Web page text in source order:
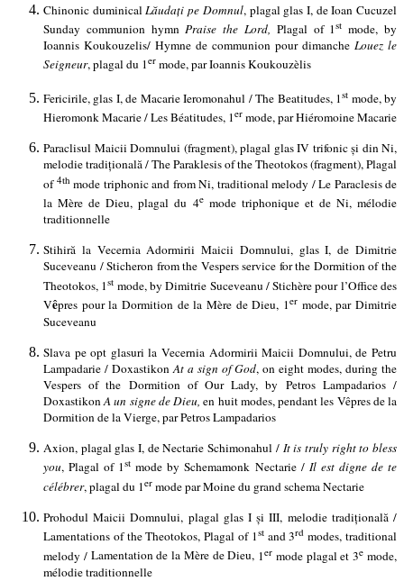
Chinonic duminical Lăudați pe Domnul, plagal glas I, de Ioan Cucuzel
Sunday communion hymnPraise the Lord, Plagal of 1st mode, by
Ioannis Koukouzelis/ Hymne de communion pour dimanche Louez le
Seigneur, plagal du 1er mode, parIoannis Koukouzèlis
Fericirile, glas I, de Macarie Ieromonahul / The Beatitudes, 1st mode, by
Hieromonk Macarie / Les Béatitudes, 1er mode, par Hiéromoine Macarie
Paraclisul Maicii Domnului (fragment), plagal glas IV trifonic și din Ni,
melodie tradițională / The Paraklesis of the Theotokos (fragment), Plagal
of 4th mode triphonic and from Ni, traditional melody / Le Paraclesis de
la Mère de Dieu, plagal du 4emode triphonique et de Ni, mélodie
traditionnelle
Stihiră la Vecernia Adormirii Maicii Domnului, glas I, de Dimitrie
Suceveanu / Sticheron from the Vespers service for the Dormition of the
Theotokos, 1st mode, by Dimitrie Suceveanu / Stichère pour l’Office des
Vêpres pour la Dormition de la Mère de Dieu, 1er mode, par Dimitrie
Suceveanu
Slava pe opt glasuri la Vecernia Adormirii Maicii Domnului, de Petru
Lampadarie / DoxastikonAt a sign of God, on eight modes, during the
Vespers of the Dormition of Our Lady, by Petros Lampadarios /
DoxastikonA un signe de Dieu,en huit modes, pendant les Vêpres de la
Dormition de la Vierge, par Petros Lampadarios
Axion, plagal glas I, de Nectarie Schimonahul / It is truly right to bless
you, Plagal of 1st mode by Schemamonk Nectarie / Il est digne de te
célébrer, plagal du 1er mode par Moine du grand schema Nectarie
Prohodul Maicii Domnului, plagal glas I și III, melodie tradițională /
Lamentations of the Theotokos, Plagal of 1stand 3rd modes, traditional
melody / Lamentation de la Mère de Dieu, 1er mode plagal et 3e mode,
mélodie traditionnelle